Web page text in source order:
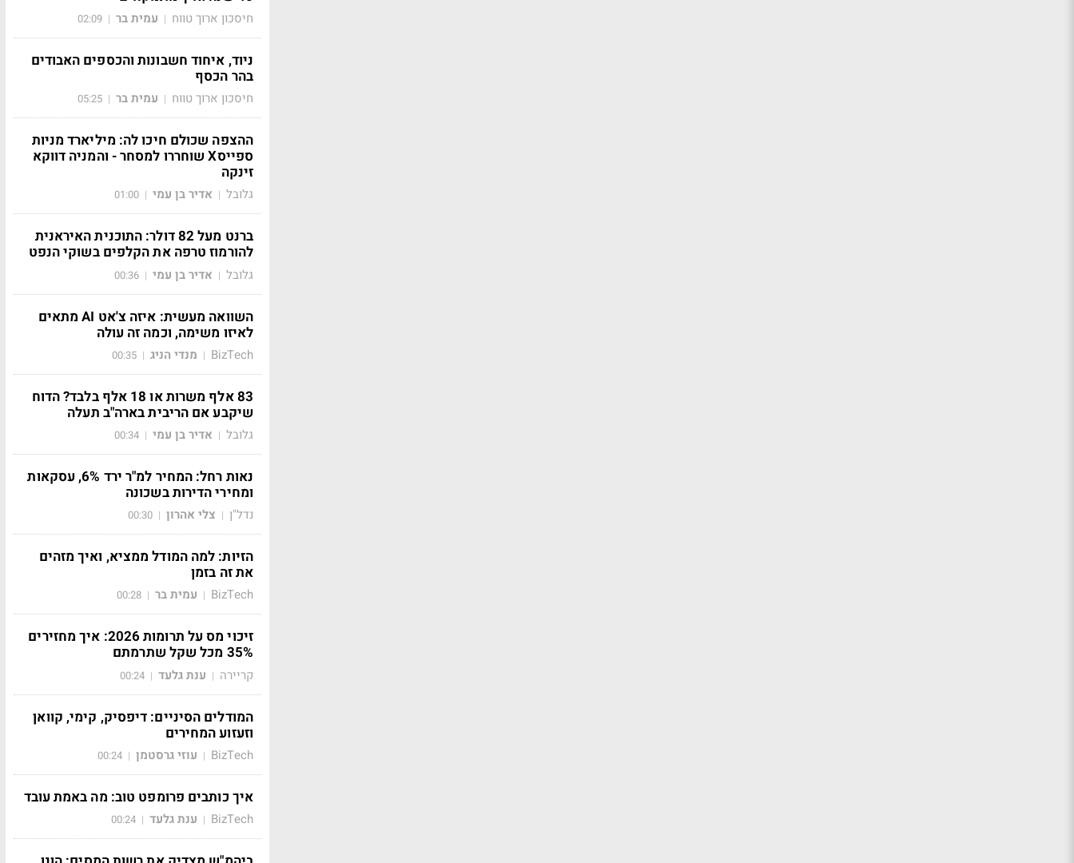
חיסכון ארוך טווח | עמית בר |
02:09
ניוד, איחוד חשבונות והכספים האבודים
בהר הכסף
חיסכון ארוך טווח | עמית בר |
05:25
ההצפה שכולם חיכו לה: מיליארד מניות
ספייסX שוחררו למסחר - והמניה דווקא
זינקה
גלובל | אדיר בן עמי |
01:00
ברנט מעל 82 דולר: התוכנית האיראנית
להורמוז טרפה את הקלפים בשוקי הנפט
גלובל | אדיר בן עמי |
00:36
השוואה מעשית: איזה צ'אט AI מתאים
לאיזו משימה, וכמה זה עולה
BizTech
| מנדי הניג |
00:35
83 אלף משרות או 18 אלף בלבד? הדוח
שיקבע אם הריבית בארה"ב תעלה
גלובל | אדיר בן עמי |
00:34
נאות רחל: המחיר למ"ר ירד 6%, עסקאות
ומחירי הדירות בשכונה
נדל"ן | צלי אהרון |
00:30
הזיות: למה המודל ממציא, ואיך מזהים
את זה בזמן
BizTech
| עמית בר |
00:28
זיכוי מס על תרומות 2026: איך מחזירים
35% מכל שקל שתרמתם
קריירה | ענת גלעד |
00:24
המודלים הסיניים: דיפסיק, קימי, קוואן
וזעזוע המחירים
BizTech
| עוזי גרסטמן |
00:24
איך כותבים פרומפט טוב: מה באמת עובד
BizTech
| ענת גלעד |
00:24